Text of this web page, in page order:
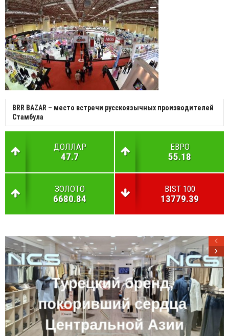
BRR BAZAR – место встречи русскоязычных производителей
Стамбула
ДОЛЛАР
47.7
ЕВРО
55.18
ЗОЛОТО
6680.84
BIST 100
13779.39